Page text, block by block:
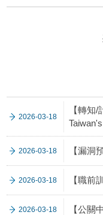
2026-03-18
【轉知
2026-03-18 【漏洞
2026-03-18 【職前
2026-03-18 【公關